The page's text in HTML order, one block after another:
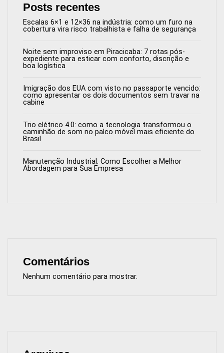
Posts recentes
Escalas 6×1 e 12×36 na indústria: como um furo na
cobertura vira risco trabalhista e falha de segurança
Noite sem improviso em Piracicaba: 7 rotas pós-
expediente para esticar com conforto, discrição e
boa logística
Imigração dos EUA com visto no passaporte vencido:
como apresentar os dois documentos sem travar na
cabine
Trio elétrico 4.0: como a tecnologia transformou o
caminhão de som no palco móvel mais eficiente do
Brasil
Manutenção Industrial: Como Escolher a Melhor
Abordagem para Sua Empresa
Comentários
Nenhum comentário para mostrar.